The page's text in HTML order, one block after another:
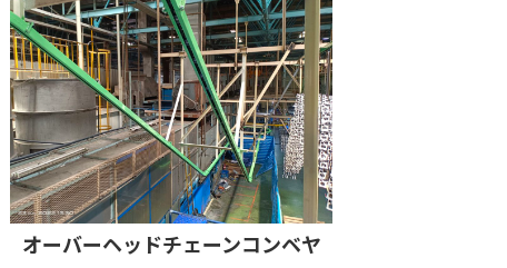
オーバーヘッドチェーンコンベヤ